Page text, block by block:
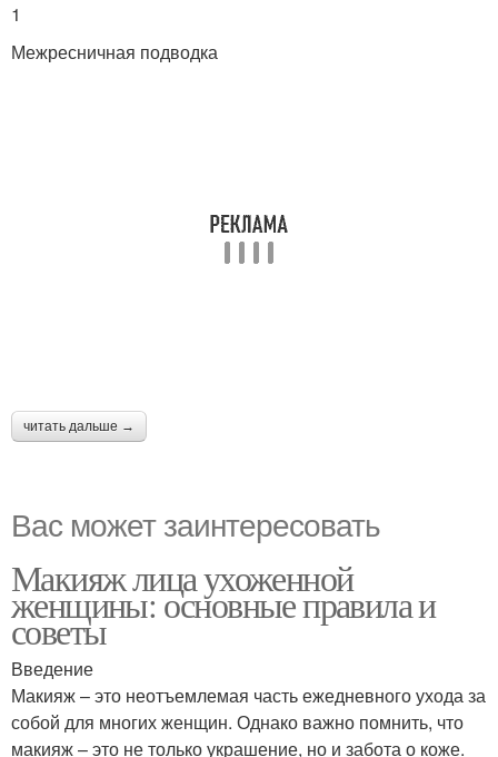
1
Межресничная подводка
читать дальше →
Вас может заинтересовать
Макияж лица ухоженной
женщины: основные правила и
советы
Введение
Макияж – это неотъемлемая часть ежедневного ухода за
собой для многих женщин. Однако важно помнить, что
макияж – это не только украшение, но и забота о коже.